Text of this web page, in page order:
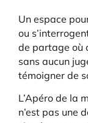
Un espace
ou
de partage où
sans aucun
témoigner de
L’Apéro de la
n’est pas une